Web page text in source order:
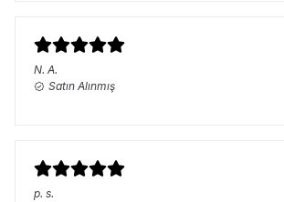
N. A.
Satın Alınmış
p. s.